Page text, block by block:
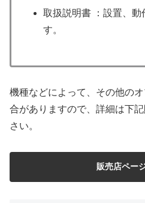
取扱説明書 ：設置、
す。
機種などによって、その他の
合がありますので、詳細は下
さい。
販売店ペー